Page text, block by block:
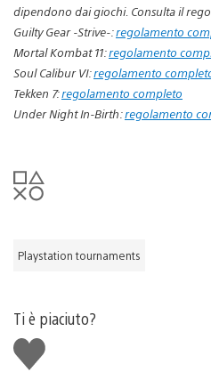
dipendono dai giochi. Consulta il
Guilty Gear -Strive-:regolamento
Mortal Kombat 11:regolamento
Soul Calibur VI:regolamento
Tekken 7:regolamento completo
Under Night In-Birth:regolamento
Playstation tournaments
Ti è piaciuto?
Mi
piace